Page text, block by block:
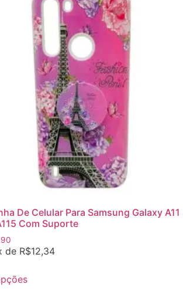
De Celular Para Samsung Galaxy A11
Com Suporte
de R$12,34